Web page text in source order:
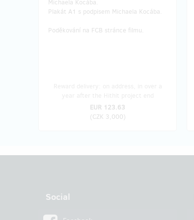
Michaela Kocába.
Plakát A1 s podpisem Michaela Kocába.
Poděkování na FCB stránce filmu.
EUR 123.63
(CZK 3,000)
Social